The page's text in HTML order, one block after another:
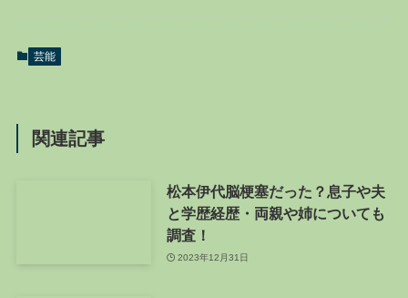
芸能
関連記事
松本伊代脳梗塞だった？息子や夫
と学歴経歴・両親や姉についても
調査！
2023年12月31日